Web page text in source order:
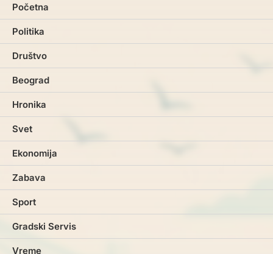
Početna
Politika
Društvo
Beograd
Hronika
Svet
Ekonomija
Zabava
Sport
Gradski Servis
Vreme